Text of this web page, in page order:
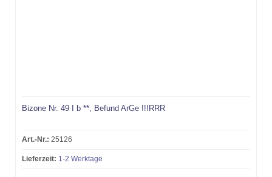
Bizone Nr. 49 I b **, Befund ArGe !!!RRR
Art.-Nr.: 25126
Lieferzeit: 1-2 Werktage